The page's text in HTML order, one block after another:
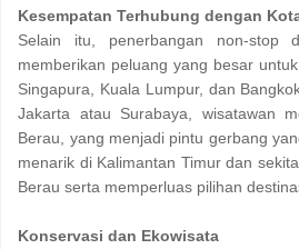
Kesempatan Terhubung dengan
Selain itu, penerbangan non-
memberikan peluang yang besar
Singapura, Kuala Lumpur, dan
Jakarta atau Surabaya, wisatawan
Berau, yang menjadi pintu gerbang
menarik di Kalimantan Timur dan
Berau serta memperluas pilihan
Konservasi dan Ekowisata